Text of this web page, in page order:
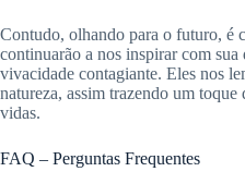
Contudo, olhando para o futuro, é
continuarão a nos inspirar com sua
vivacidade contagiante. Eles nos
natureza, assim trazendo um toque
vidas.
FAQ – Perguntas Frequentes